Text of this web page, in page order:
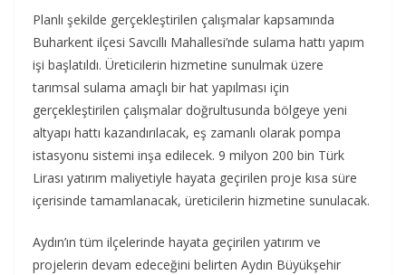
Planlı şekilde gerçekleştirilen çalışmalar kapsamında
Buharkent ilçesi Savcıllı Mahallesi’nde sulama hattı yapım
işi başlatıldı. Üreticilerin hizmetine sunulmak üzere
tarımsal sulama amaçlı bir hat yapılması için
gerçekleştirilen çalışmalar doğrultusunda bölgeye yeni
altyapı hattı kazandırılacak, eş zamanlı olarak pompa
istasyonu sistemi inşa edilecek. 9 milyon 200 bin Türk
Lirası yatırım maliyetiyle hayata geçirilen proje kısa süre
içerisinde tamamlanacak, üreticilerin hizmetine sunulacak.
Aydın’ın tüm ilçelerinde hayata geçirilen yatırım ve
projelerin devam edeceğini belirten Aydın Büyükşehir